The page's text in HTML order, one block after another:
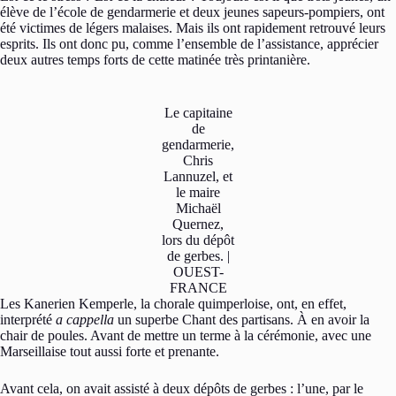
élève de l’école de gendarmerie et deux jeunes sapeurs-pompiers, ont
été victimes de légers malaises. Mais ils ont rapidement retrouvé leurs
esprits. Ils ont donc pu, comme l’ensemble de l’assistance, apprécier
deux autres temps forts de cette matinée très printanière.
Le capitaine
de
gendarmerie,
Chris
Lannuzel, et
le maire
Michaël
Quernez,
lors du dépôt
de gerbes. |
OUEST-
FRANCE
Les Kanerien Kemperle, la chorale quimperloise, ont, en effet,
interprété a cappella un superbe Chant des partisans. À en avoir la
chair de poules. Avant de mettre un terme à la cérémonie, avec une
Marseillaise tout aussi forte et prenante.
Avant cela, on avait assisté à deux dépôts de gerbes : l’une, par le